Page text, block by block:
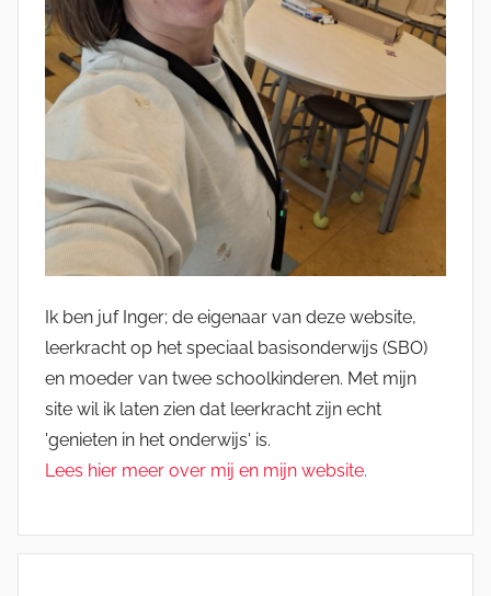
Ik ben juf Inger; de eigenaar van deze website,
leerkracht op het speciaal basisonderwijs (SBO)
en moeder van twee schoolkinderen. Met mijn
site wil ik laten zien dat leerkracht zijn echt
'genieten in het onderwijs' is.
Lees hier meer over mij en mijn website.